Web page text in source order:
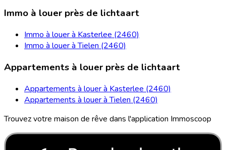
Immo à louer près de lichtaart
Immo à louer à Kasterlee (2460)
Immo à louer à Tielen (2460)
Appartements à louer près de lichtaart
Appartements à louer à Kasterlee (2460)
Appartements à louer à Tielen (2460)
Trouvez votre maison de rêve dans l'application Immoscoop